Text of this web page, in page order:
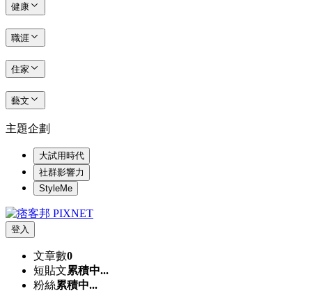
健康
職涯
住家
藝文
主題企劃
大試用時代
社群影響力
StyleMe
登入
文章數0
短貼文累積中...
粉絲累積中...